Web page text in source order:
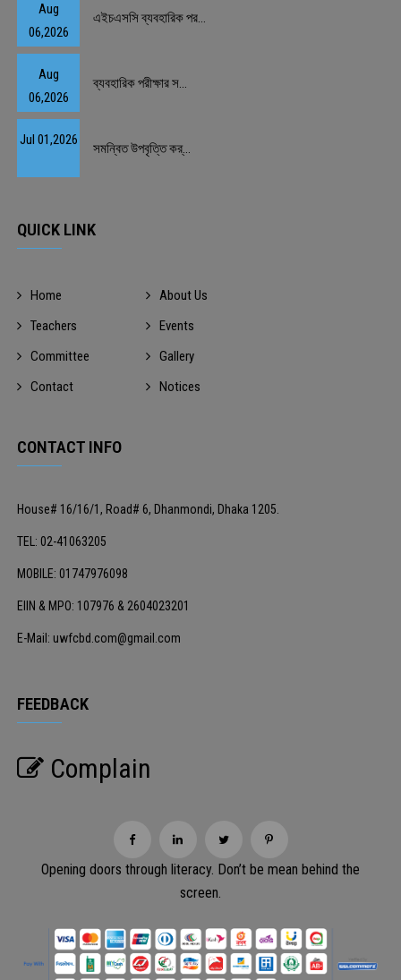
Aug
06,2026
এইচএসসি ব্যবহারিক পর...
Aug
06,2026
ব্যবহারিক পরীক্ষার স...
Jul 01,2026
সমন্বিত উপবৃত্তি কর্...
QUICK LINK
Home
About Us
Teachers
Events
Committee
Gallery
Contact
Notices
CONTACT INFO
House# 16/16/1, Road# 6, Dhanmondi, Dhaka 1205.
TEL: 02-41063205
MOBILE: 01747976098
EIIN & MPO: 107976 & 2604023201
E-Mail: uwfcbd.com@gmail.com
FEEDBACK
Complain
Opening doors through literacy. Don’t be mean behind the
screen.